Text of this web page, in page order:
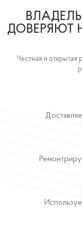
ДОВЕРЯЮТ
Честная и открытая